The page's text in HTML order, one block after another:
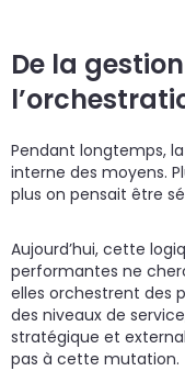
De la
Pendant longtemps,
interne des moyens.
plus on pensait être
Aujourd’hui, cette
performantes ne
elles orchestrent des
des niveaux de
stratégique et
pas à cette mutation.